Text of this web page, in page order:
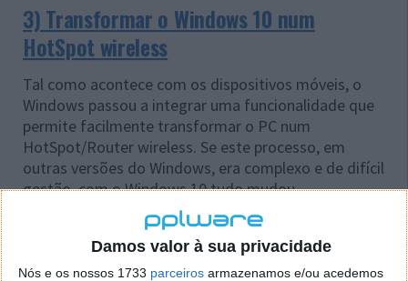
Damos valor à sua privacidade
Nós e os nossos 1733 parceiros armazenamos e/ou acedemos
3) Transformar o Windows 10 num
HotSpot wireless
Tal como acontece com os dispositivos móveis, o
Windows passou a integrar uma funcionalidade que
permite facilmente transformar o PC num
HotSpot/Router wireless. Se este processo, em
outras versões do Windows, era complexo e de difícil
gestão, com o Windows 10 tudo mudou.